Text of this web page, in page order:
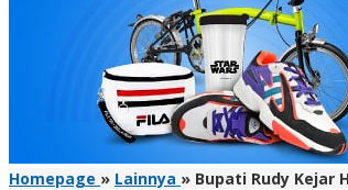
Homepage » Lainnya » Bupati Rudy Kejar